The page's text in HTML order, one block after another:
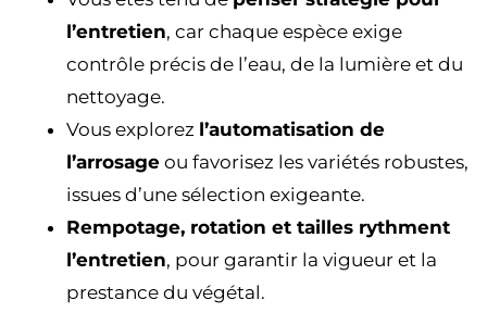
l’entretien, car chaque espèce exige
contrôle précis de l’eau, de la lumière et du
nettoyage.
Vous explorez l’automatisation de
l’arrosage ou favorisez les variétés robustes,
issues d’une sélection exigeante.
Rempotage, rotation et tailles rythment
l’entretien, pour garantir la vigueur et la
prestance du végétal.